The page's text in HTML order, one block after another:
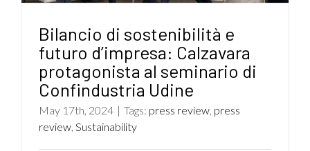
Bilancio di sostenibilità e
futuro d’impresa: Calzavara
protagonista al seminario di
Confindustria Udine
May 17th, 2024 | Tags: press review press
review Sustainability